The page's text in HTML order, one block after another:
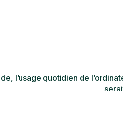
l’usage quotidien de